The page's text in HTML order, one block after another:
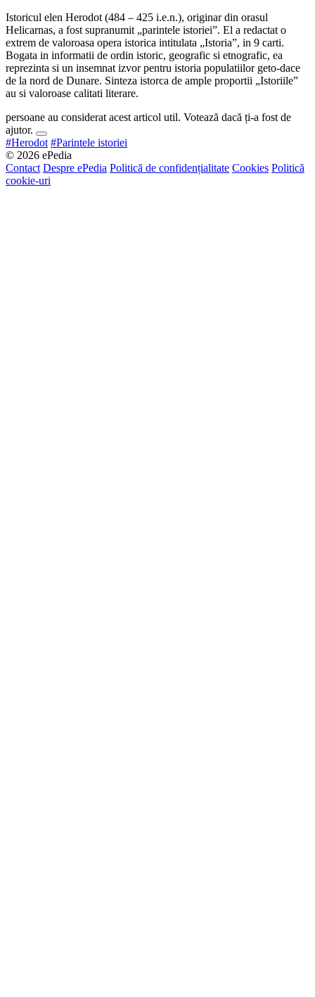
Istoricul elen Herodot (484 – 425 i.e.n.), originar din orasul
Helicarnas, a fost supranumit „parintele istoriei”. El a redactat o
extrem de valoroasa opera istorica intitulata „Istoria”, in 9 carti.
Bogata in informatii de ordin istoric, geografic si etnografic, ea
reprezinta si un insemnat izvor pentru istoria populatiilor geto-dace
de la nord de Dunare. Sinteza istorca de ample proportii „Istoriile”
au si valoroase calitati literare.
persoane au considerat acest articol util. Votează dacă ți-a fost de
ajutor.
#Herodot #Parintele istoriei
© 2026 ePedia
Contact Despre ePedia Politică de confidențialitate Cookies Politică
cookie-uri